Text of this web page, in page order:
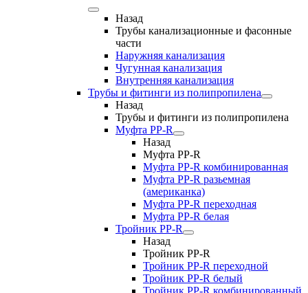
Назад
Трубы канализационные и фасонные
части
Наружняя канализация
Чугунная канализация
Внутренняя канализация
Трубы и фитинги из полипропилена
Назад
Трубы и фитинги из полипропилена
Муфта PP-R
Назад
Муфта PP-R
Муфта РР-R комбинированная
Муфта РР-R разьемная
(американка)
Муфта РР-R переходная
Муфта РР-R белая
Тройник PP-R
Назад
Тройник PP-R
Тройник РР-R переходной
Тройник РР-R белый
Тройник РР-R комбинированный